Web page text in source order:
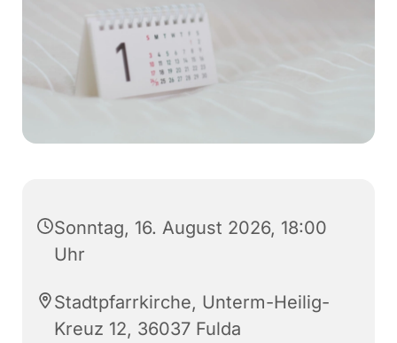
Sonntag, 16. August 2026, 18:00
Uhr
Stadtpfarrkirche, Unterm-Heilig-
Kreuz 12, 36037 Fulda